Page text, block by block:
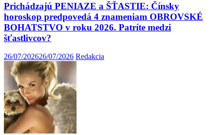
Prichádzajú PENIAZE a ŠŤASTIE: Čínsky
horoskop predpovedá 4 znameniam OBROVSKÉ
BOHATSTVO v roku 2026. Patríte medzi
šťastlivcov?
26/07/202626/07/2026 Redakcia